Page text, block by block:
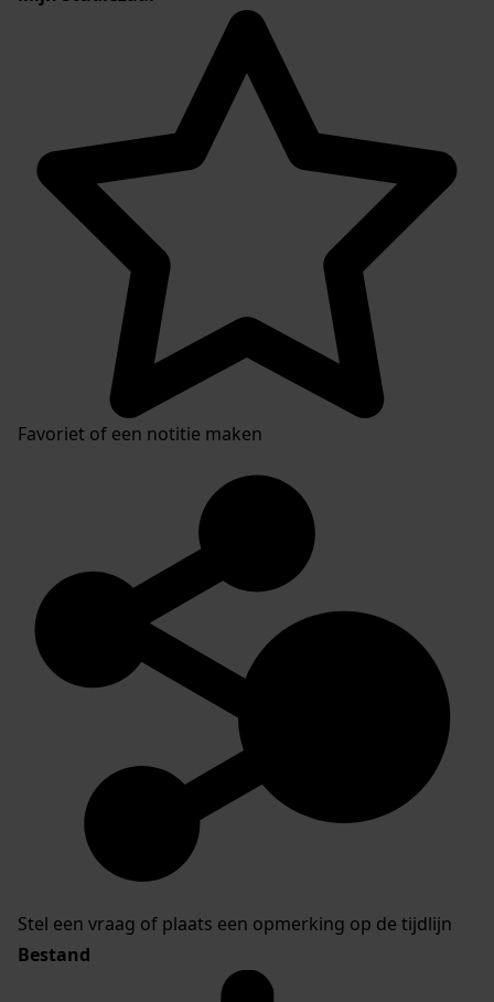
Favoriet of een notitie maken
Stel een vraag of plaats een opmerking op de tijdlijn
Bestand